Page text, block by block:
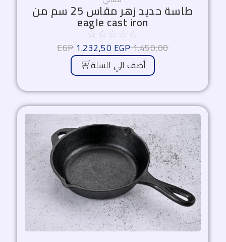
طاسة حديد زهر مقاس 25 سم من
eagle cast iron
☆
☆
☆
1.450,00
EGP1.232,50EGP
أضف الي السلة
السعر
الأصلي
هو:
1.000,00 EGP.
السعر
الحالي
هو:
850,00 EGP.